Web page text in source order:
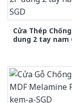
Cửa Thép
dung 2 tay nam